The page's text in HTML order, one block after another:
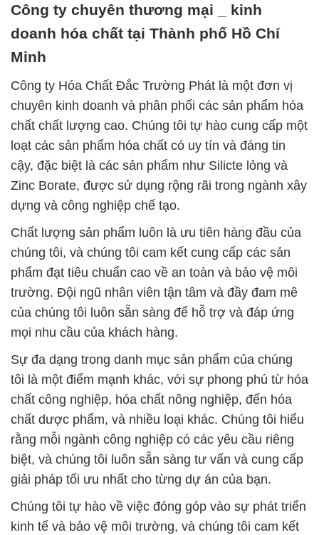
Công ty chuyên thương mại _ kinh
doanh hóa chất tại Thành phố Hồ Chí
Minh
Công ty Hóa Chất Đắc Trường Phát là một đơn vị
chuyên kinh doanh và phân phối các sản phẩm hóa
chất chất lượng cao. Chúng tôi tự hào cung cấp một
loạt các sản phẩm hóa chất có uy tín và đáng tin
cậy, đặc biệt là các sản phẩm như Silicte lỏng và
Zinc Borate, được sử dụng rộng rãi trong ngành xây
dựng và công nghiệp chế tạo.
Chất lượng sản phẩm luôn là ưu tiên hàng đầu của
chúng tôi, và chúng tôi cam kết cung cấp các sản
phẩm đạt tiêu chuẩn cao về an toàn và bảo vệ môi
trường. Đội ngũ nhân viên tận tâm và đầy đam mê
của chúng tôi luôn sẵn sàng để hỗ trợ và đáp ứng
mọi nhu cầu của khách hàng.
Sự đa dạng trong danh mục sản phẩm của chúng
tôi là một điểm mạnh khác, với sự phong phú từ hóa
chất công nghiệp, hóa chất nông nghiệp, đến hóa
chất dược phẩm, và nhiều loại khác. Chúng tôi hiểu
rằng mỗi ngành công nghiệp có các yêu cầu riêng
biệt, và chúng tôi luôn sẵn sàng tư vấn và cung cấp
giải pháp tối ưu nhất cho từng dự án của bạn.
Chúng tôi tự hào về việc đóng góp vào sự phát triển
kinh tế và bảo vệ môi trường, và chúng tôi cam kết